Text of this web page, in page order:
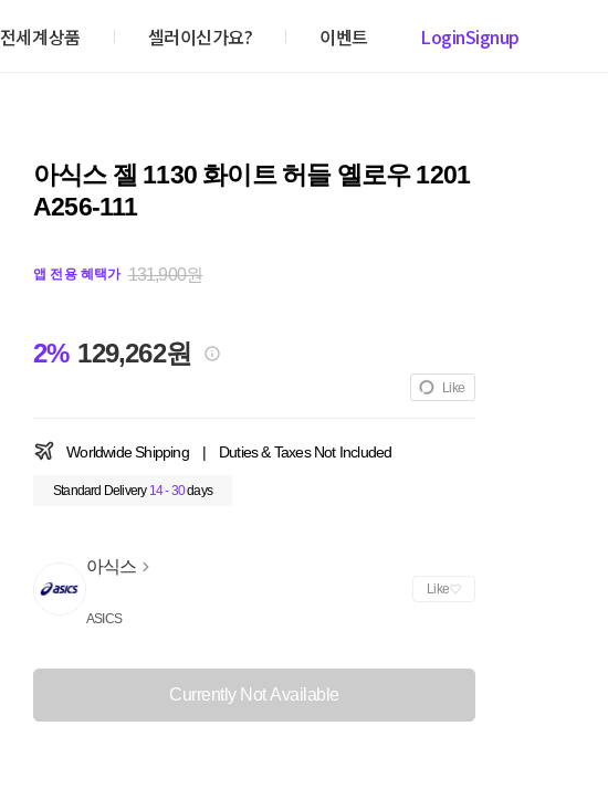
전세계상품 셀러이신가요? 이벤트 LoginSignup
아식스 젤 1130 화이트 허들 옐로우 1201
A256-111
앱 전용 혜택가 131,900원
2% 129,262원
Like
Worldwide Shipping | Duties & Taxes Not Included
Standard Delivery 14 - 30days
아식스
ASICS
Like
Currently Not Available